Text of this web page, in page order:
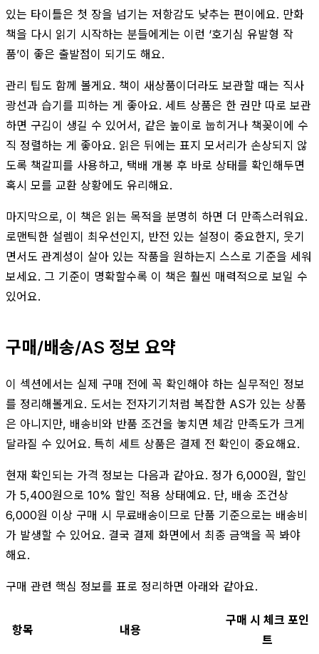
있는 타이틀은 첫 장을 넘기는 저항감도 낮추는 편이에요. 만화
책을 다시 읽기 시작하는 분들에게는 이런 ‘호기심 유발형 작
품’이 좋은 출발점이 되기도 해요.
관리 팁도 함께 볼게요. 책이 새상품이더라도 보관할 때는 직사
광선과 습기를 피하는 게 좋아요. 세트 상품은 한 권만 따로 보관
하면 구김이 생길 수 있어서, 같은 높이로 눕히거나 책꽂이에 수
직 정렬하는 게 좋아요. 읽은 뒤에는 표지 모서리가 손상되지 않
도록 책갈피를 사용하고, 택배 개봉 후 바로 상태를 확인해두면
혹시 모를 교환 상황에도 유리해요.
마지막으로, 이 책은 읽는 목적을 분명히 하면 더 만족스러워요.
로맨틱한 설렘이 최우선인지, 반전 있는 설정이 중요한지, 웃기
면서도 관계성이 살아 있는 작품을 원하는지 스스로 기준을 세워
보세요. 그 기준이 명확할수록 이 책은 훨씬 매력적으로 보일 수
있어요.
구매/배송/AS 정보 요약
이 섹션에서는 실제 구매 전에 꼭 확인해야 하는 실무적인 정보
를 정리해볼게요. 도서는 전자기기처럼 복잡한 AS가 있는 상품
은 아니지만, 배송비와 반품 조건을 놓치면 체감 만족도가 크게
달라질 수 있어요. 특히 세트 상품은 결제 전 확인이 중요해요.
현재 확인되는 가격 정보는 다음과 같아요. 정가 6,000원, 할인
가 5,400원으로 10% 할인 적용 상태예요. 단, 배송 조건상
6,000원 이상 구매 시 무료배송이므로 단품 기준으로는 배송비
가 발생할 수 있어요. 결국 결제 화면에서 최종 금액을 꼭 봐야
해요.
구매 관련 핵심 정보를 표로 정리하면 아래와 같아요.
항목 내용
구매 시 체크 포인
트